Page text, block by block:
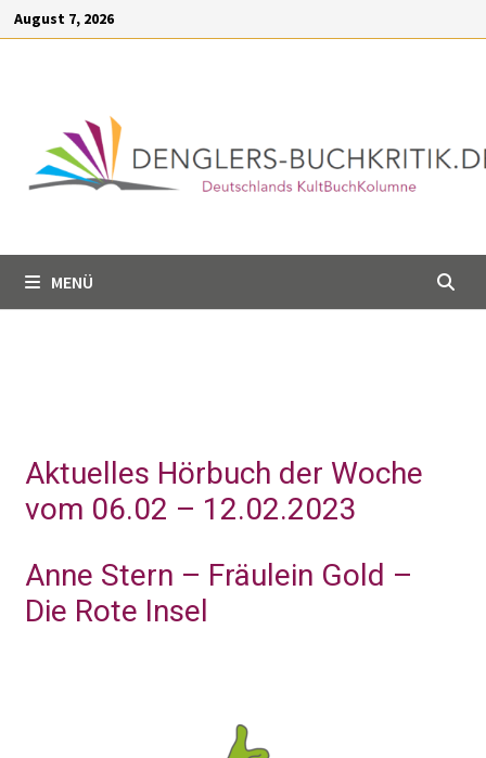
springen
August 7, 2026
MENÜ
Aktuelles Hörbuch der Woche
vom 06.02 – 12.02.2023
Anne Stern – Fräulein Gold –
Die Rote Insel